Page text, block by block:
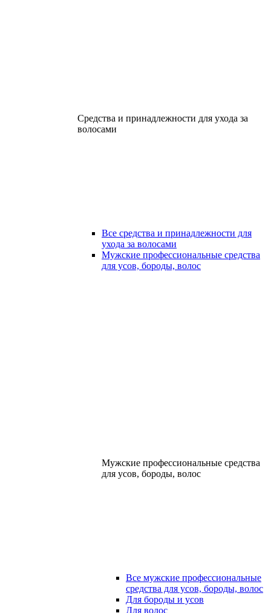
Средства и принадлежности для ухода за
волосами
Все средства и принадлежности для
ухода за волосами
Мужские профессиональные средства
для усов, бороды, волос
Мужские профессиональные средства
для усов, бороды, волос
Все мужские профессиональные
средства для усов, бороды, волос
Для бороды и усов
Для волос